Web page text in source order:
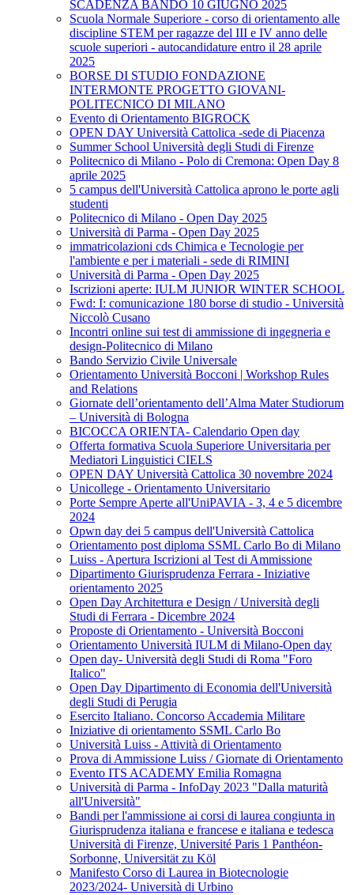
SCADENZA BANDO 10 GIUGNO 2025
Scuola Normale Superiore - corso di orientamento alle
discipline STEM per ragazze del III e IV anno delle
scuole superiori - autocandidature entro il 28 aprile
2025
BORSE DI STUDIO FONDAZIONE
INTERMONTE PROGETTO GIOVANI-
POLITECNICO DI MILANO
Evento di Orientamento BIGROCK
OPEN DAY Università Cattolica -sede di Piacenza
Summer School Università degli Studi di Firenze
Politecnico di Milano - Polo di Cremona: Open Day 8
aprile 2025
5 campus dell'Università Cattolica aprono le porte agli
studenti
Politecnico di Milano - Open Day 2025
Università di Parma - Open Day 2025
immatricolazioni cds Chimica e Tecnologie per
l'ambiente e per i materiali - sede di RIMINI
Università di Parma - Open Day 2025
Iscrizioni aperte: IULM JUNIOR WINTER SCHOOL
Fwd: I: comunicazione 180 borse di studio - Università
Niccolò Cusano
Incontri online sui test di ammissione di ingegneria e
design-Politecnico di Milano
Bando Servizio Civile Universale
Orientamento Università Bocconi | Workshop Rules
and Relations
Giornate dell’orientamento dell’Alma Mater Studiorum
– Università di Bologna
BICOCCA ORIENTA- Calendario Open day
Offerta formativa Scuola Superiore Universitaria per
Mediatori Linguistici CIELS
OPEN DAY Università Cattolica 30 novembre 2024
Unicollege - Orientamento Universitario
Porte Sempre Aperte all'UniPAVIA - 3, 4 e 5 dicembre
2024
Opwn day dei 5 campus dell'Università Cattolica
Orientamento post diploma SSML Carlo Bo di Milano
Luiss - Apertura Iscrizioni al Test di Ammissione
Dipartimento Giurisprudenza Ferrara - Iniziative
orientamento 2025
Open Day Architettura e Design / Università degli
Studi di Ferrara - Dicembre 2024
Proposte di Orientamento - Università Bocconi
Orientamento Università IULM di Milano-Open day
Open day- Università degli Studi di Roma "Foro
Italico"
Open Day Dipartimento di Economia dell'Università
degli Studi di Perugia
Esercito Italiano. Concorso Accademia Militare
Iniziative di orientamento SSML Carlo Bo
Università Luiss - Attività di Orientamento
Prova di Ammissione Luiss / Giornate di Orientamento
Evento ITS ACADEMY Emilia Romagna
Università di Parma - InfoDay 2023 "Dalla maturità
all'Università"
Bandi per l'ammissione ai corsi di laurea congiunta in
Giurisprudenza italiana e francese e italiana e tedesca
Università di Firenze, Université Paris 1 Panthéon-
Sorbonne, Universität zu Köl
Manifesto Corso di Laurea in Biotecnologie
2023/2024- Università di Urbino